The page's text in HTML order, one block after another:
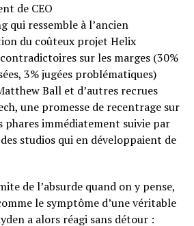
de CEO
qui ressemble à l’ancien
du coûteux projet Helix
sur les marges (30%
3% jugées problématiques)
Ball et d’autres recrues
une promesse de recentrage sur
phares immédiatement suivie par
studios qui en développaient de
de l’absurde quand on y pense,
le symptôme d’une véritable
a alors réagi sans détour :